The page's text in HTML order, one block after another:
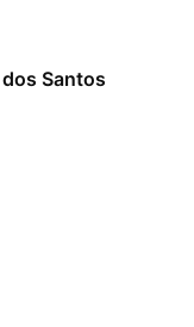
Santos